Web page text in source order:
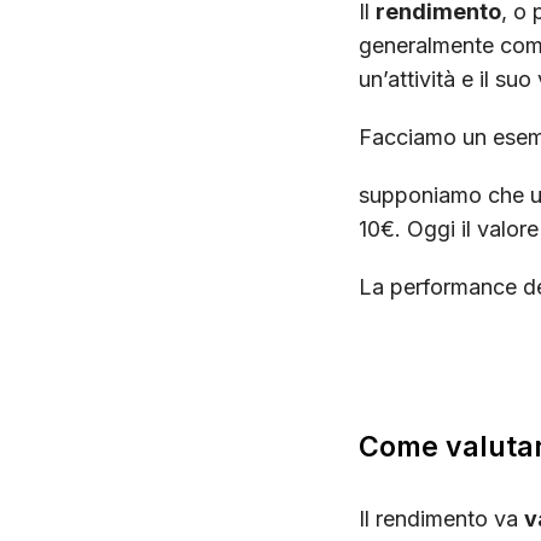
Il rendimento, o
generalmente
un’attività e il
Facciamo un
supponiamo che
10€. Oggi il
La performance
Come
Il rendimento va